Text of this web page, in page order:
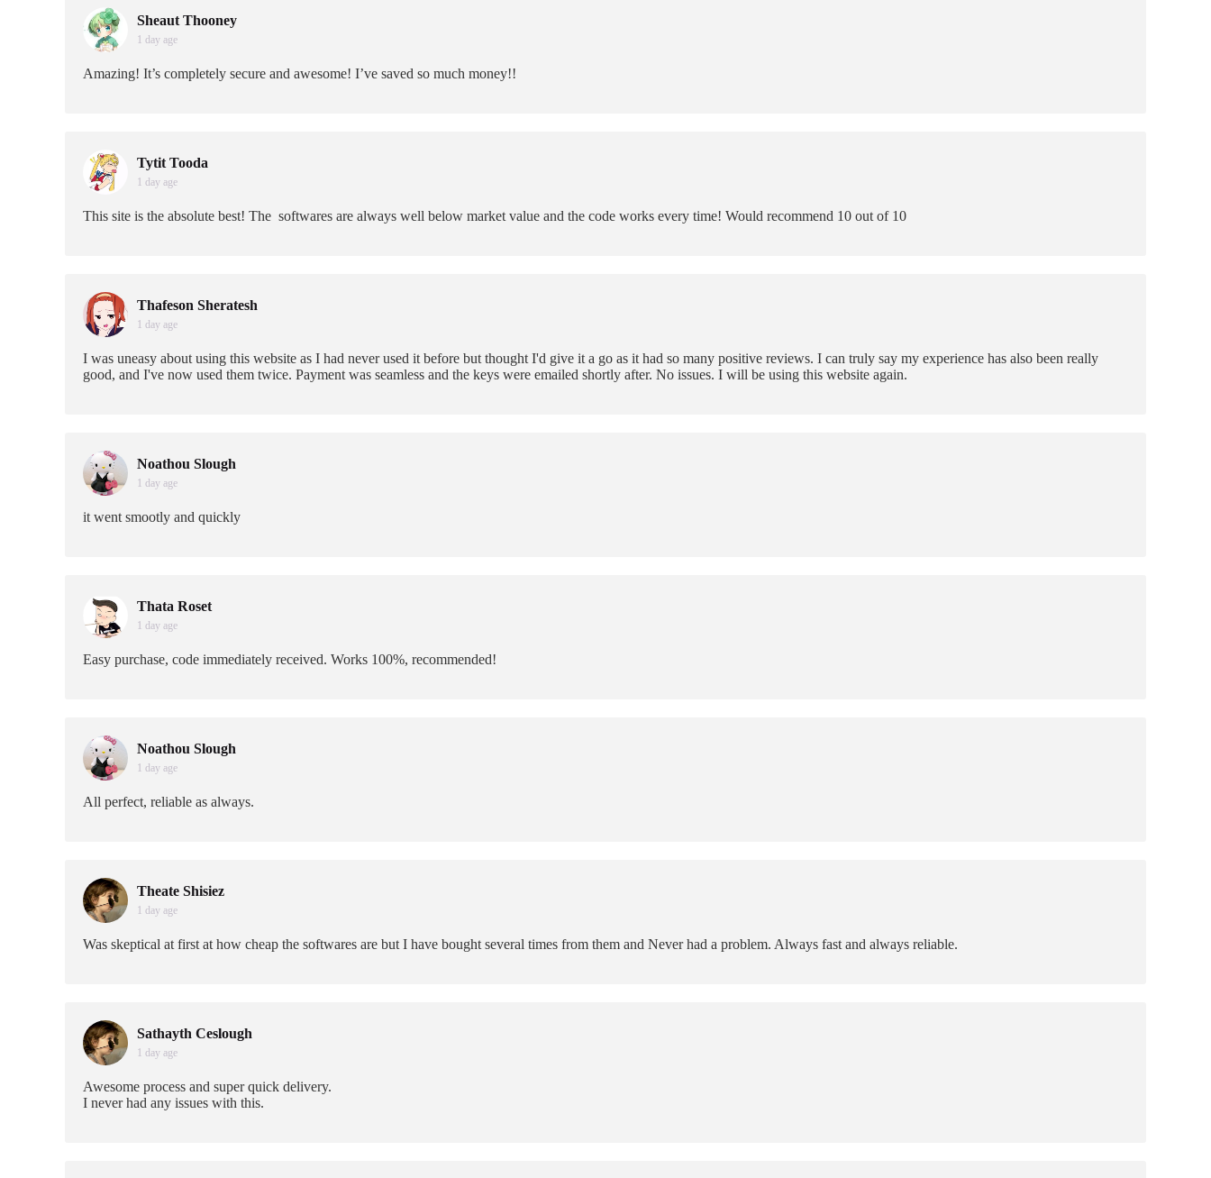
Sheaut Thooney
1 day age
Amazing! It’s completely secure and awesome! I’ve saved so much money!!
Tytit Tooda
1 day age
This site is the absolute best! The softwares are always well below market value and the code works every time! Would recommend 10 out of 10
Thafeson Sheratesh
1 day age
I was uneasy about using this website as I had never used it before but thought I'd give it a go as it had so many positive reviews. I can truly say my experience has also been really
good, and I've now used them twice. Payment was seamless and the keys were emailed shortly after. No issues. I will be using this website again.
Noathou Slough
1 day age
it went smootly and quickly
Thata Roset
1 day age
Easy purchase, code immediately received. Works 100%, recommended!
Noathou Slough
1 day age
All perfect, reliable as always.
Theate Shisiez
1 day age
Was skeptical at first at how cheap the softwares are but I have bought several times from them and Never had a problem. Always fast and always reliable.
Sathayth Ceslough
1 day age
Awesome process and super quick delivery.
I never had any issues with this.